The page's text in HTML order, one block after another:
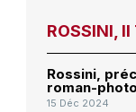
ROSSINI,
Rossini,
roman-
15 Déc 2024